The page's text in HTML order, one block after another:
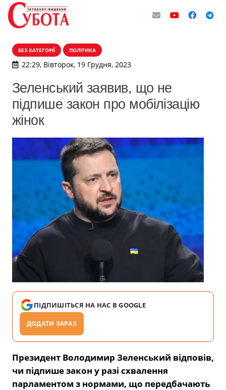
БЕЗ КАТЕГОРІЇ ПОЛІТИКА
22:29, Вівторок, 19 Грудня, 2023
Зеленський заявив, що не
підпише закон про мобілізацію
жінок
ПІДПИШІТЬСЯ НА НАС В GOOGLE
ДОДАТИ ЗАРАЗ
Президент Володимир Зеленський відповів,
чи підпише закон у разі схвалення
парламентом з нормами, що передбачають